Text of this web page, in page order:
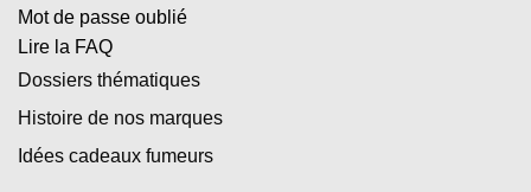
Mot de passe oublié
Lire la FAQ
Dossiers thématiques
Histoire de nos marques
Idées cadeaux fumeurs